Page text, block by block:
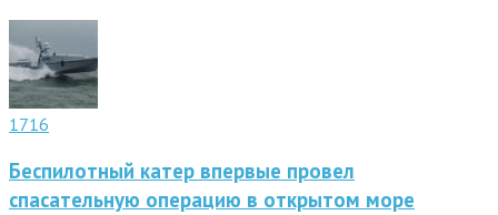
1716
Беспилотный катер впервые провел
спасательную операцию в открытом море